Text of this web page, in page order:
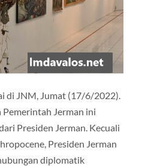
di JNM, Jumat (17/6/2022).
Jerman ini
Presiden Jerman. Kecuali
Presiden Jerman
diplomatik